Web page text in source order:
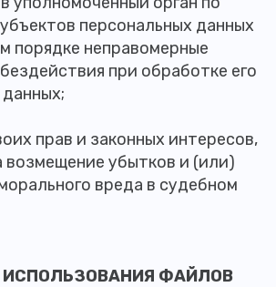
персональных данных
порядке неправомерные
при обработке его
прав и законных интересов,
возмещение убытков и (или)
вреда в судебном
ИСПОЛЬЗОВАНИЯ ФАЙЛОВ